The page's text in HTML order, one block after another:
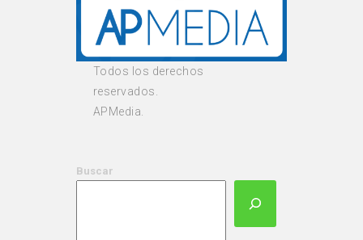
Todos los derechos
reservados.
APMedia.
Buscar